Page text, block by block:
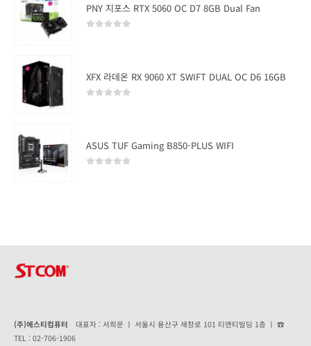
PNY 지포스 RTX 5060 OC D7 8GB Dual Fan
XFX 라데온 RX 9060 XT SWIFT DUAL OC D6 16GB
ASUS TUF Gaming B850-PLUS WIFI
(주)에스티컴퓨터 대표자 : 서희문 ㅣ 서울시 용산구 새창로 101 티앤티빌딩 1층 ㅣ ☎
TEL : 02-706-1906